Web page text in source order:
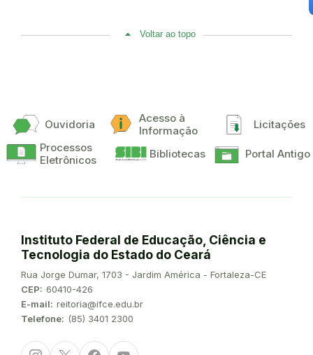
Voltar ao topo
Ouvidoria
Acesso à
Informação
Licitações
Processos
Eletrônicos
Bibliotecas Portal Antigo
Instituto Federal de Educação, Ciência e
Tecnologia do Estado do Ceará
Endereço:
Rua Jorge Dumar, 1703 - Jardim América - Fortaleza-CE
CEP: 60410-426
E-mail: reitoria@ifce.edu.br
Telefone: (85) 3401 2300
InstagramTwitter/XFacebookYoutube